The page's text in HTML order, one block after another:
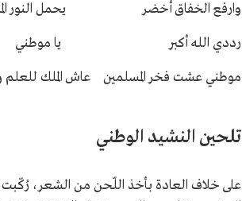
وارفع الخفاق أخضر يحمل النور
رددي الله أكبر يا موطني
موطني عشت فخر المسلمين عاش الملك للعلم
تلحين النشيد الوطني
على خلاف العادة بأخذ اللّحن من الشعر، رُكّبت